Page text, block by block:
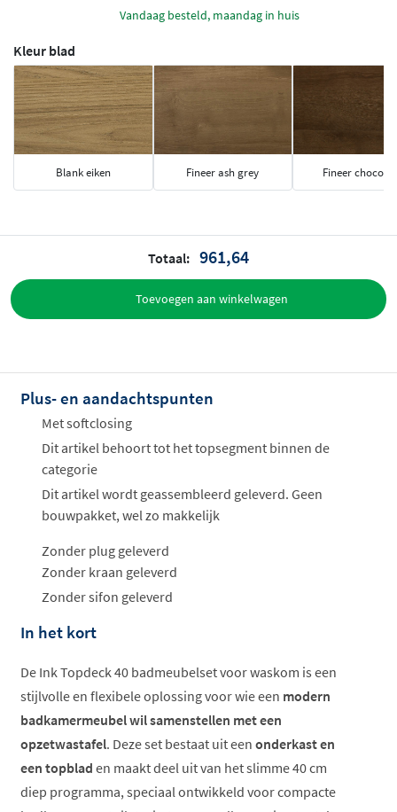
vandaag besteld, maandag in huis
Kleur blad
Blank eiken Fineer ash grey Fineer
Totaal: 961,64
Toevoegen aan winkelwagen
Plus- en aandachtspunten
Met softclosing
Dit artikel behoort tot het topsegment binnen de
categorie
Dit artikel wordt geassembleerd geleverd. Geen
bouwpakket, wel zo makkelijk
Zonder plug geleverd
Zonder kraan geleverd
Zonder sifon geleverd
In het kort
De Ink Topdeck 40 badmeubelset voor waskom is een
stijlvolle en flexibele oplossing voor wie een modern
badkamermeubel wil samenstellen met een
opzetwastafel. Deze set bestaat uit een onderkast en
een topblad en maakt deel uit van het slimme 40 cm
diep programma, speciaal ontwikkeld voor compacte